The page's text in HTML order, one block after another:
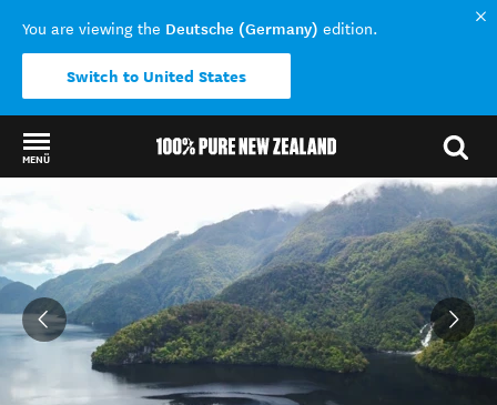
You are viewing the Deutsche (Germany) edition.
Switch to United States
MENÜ